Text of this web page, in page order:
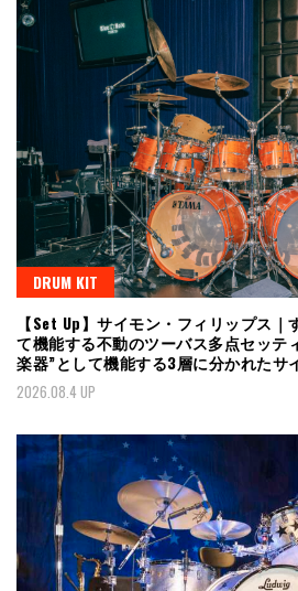
DRUM KIT
【Set Up】サイモン・フィリップス｜
て機能する不動のツーバス多点セッテ
楽器”として機能する3層に分かれたサ
2026.08.4 UP